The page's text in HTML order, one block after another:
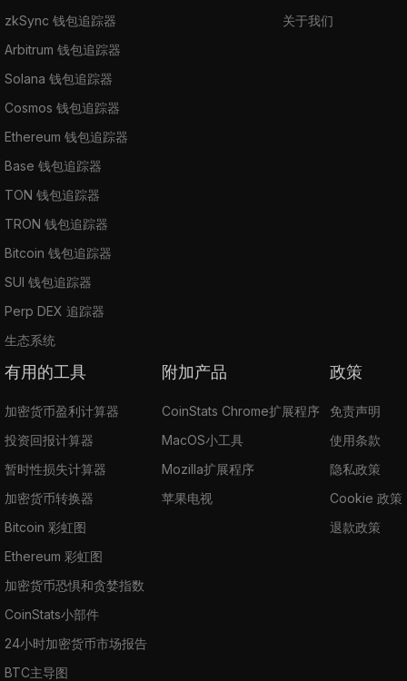
zkSync 钱包追踪器
Arbitrum 钱包追踪器
Solana 钱包追踪器
Cosmos 钱包追踪器
Ethereum 钱包追踪器
Base 钱包追踪器
TON 钱包追踪器
TRON 钱包追踪器
Bitcoin 钱包追踪器
SUI 钱包追踪器
Perp DEX 追踪器
生态系统
关于我们
有用的工具
加密货币盈利计算器
投资回报计算器
暂时性损失计算器
加密货币转换器
Bitcoin 彩虹图
Ethereum 彩虹图
加密货币恐惧和贪婪指数
CoinStats小部件
24小时加密货币市场报告
BTC主导图
附加产品
CoinStats Chrome扩展程序
MacOS小工具
Mozilla扩展程序
苹果电视
政策
免责声明
使用条款
隐私政策
Cookie 政策
退款政策